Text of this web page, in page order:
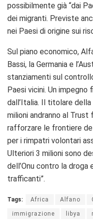
possibilmente già “dai
dei migranti. Previste
nei Paesi di origine sui
Sul piano economico,
Bassi, la Germania e
stanziamenti sul
Paesi vicini. Un
dall’Italia. Il titolare
milioni andranno al Trust
rafforzare le frontiere
per i rimpatri volontari
Ulteriori 3 milioni sono
dell’Onu contro la droga
trafficanti”.
Tags: Africa Alfano
immigrazione libya